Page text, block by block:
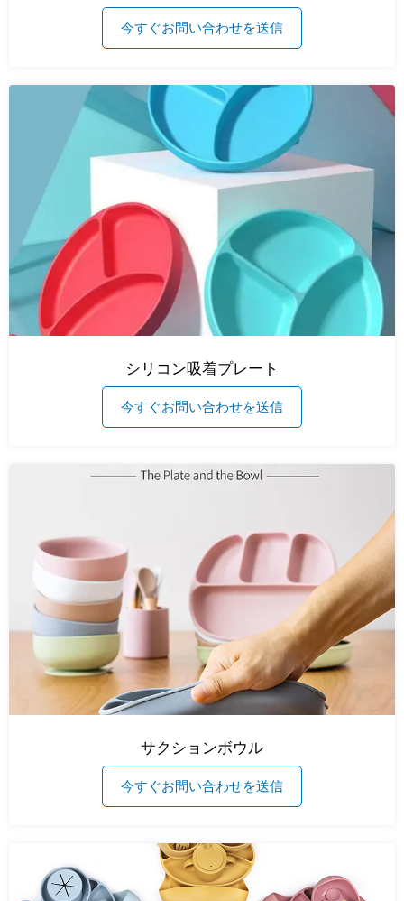
今すぐお問い合わせを送信
シリコン吸着プレート
今すぐお問い合わせを送信
サクションボウル
今すぐお問い合わせを送信